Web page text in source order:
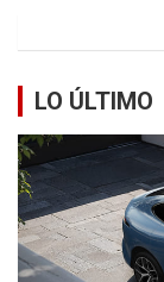
LO ÚLTIMO